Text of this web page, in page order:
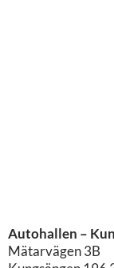
Autohallen –
Mätarvägen 3B